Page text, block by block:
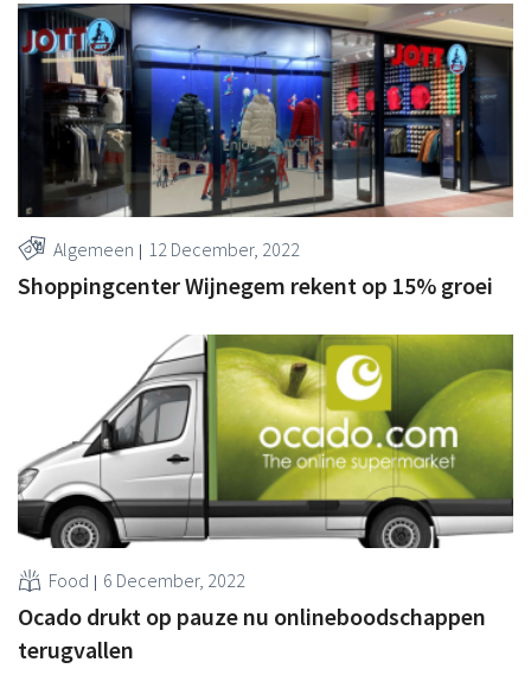
Algemeen 12 December, 2022
Shoppingcenter Wijnegem rekent op 15% groei
Food 6 December, 2022
Ocado drukt op pauze nu onlineboodschappen
terugvallen